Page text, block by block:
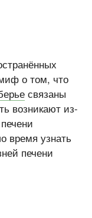
о том, что
связаны
возникают из-
время узнать
печени